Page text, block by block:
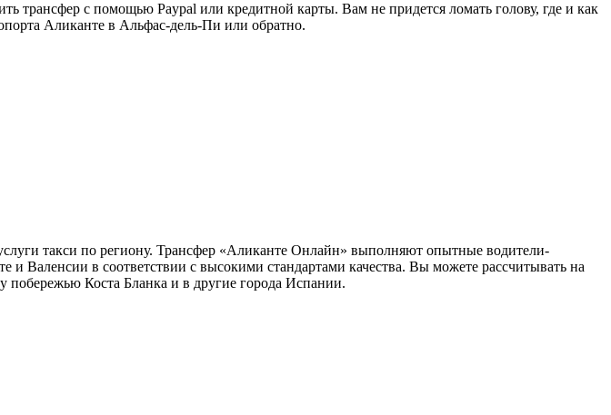
трансфер с помощью Paypal или кредитной карты. Вам не придется ломать голову, где и как
Аликанте в Альфас-дель-Пи или обратно.
такси по региону. Трансфер «Аликанте Онлайн» выполняют опытные водители-
Валенсии в соответствии с высокими стандартами качества. Вы можете рассчитывать на
побережью Коста Бланка и в другие города Испании.